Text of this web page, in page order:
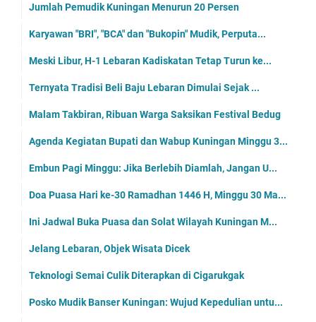
Jumlah Pemudik Kuningan Menurun 20 Persen
Karyawan "BRI", "BCA" dan "Bukopin" Mudik, Perputa...
Meski Libur, H-1 Lebaran Kadiskatan Tetap Turun ke...
Ternyata Tradisi Beli Baju Lebaran Dimulai Sejak ...
Malam Takbiran, Ribuan Warga Saksikan Festival Bedug
Agenda Kegiatan Bupati dan Wabup Kuningan Minggu 3...
Embun Pagi Minggu: Jika Berlebih Diamlah, Jangan U...
Doa Puasa Hari ke-30 Ramadhan 1446 H, Minggu 30 Ma...
Ini Jadwal Buka Puasa dan Solat Wilayah Kuningan M...
Jelang Lebaran, Objek Wisata Dicek
Teknologi Semai Culik Diterapkan di Cigarukgak
Posko Mudik Banser Kuningan: Wujud Kepedulian untu...